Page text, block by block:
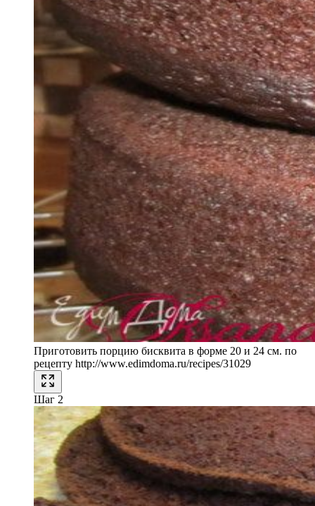
Приготовить порцию бисквита в форме 20 и 24 см. по
рецепту http://www.edimdoma.ru/recipes/31029
Шаг 2